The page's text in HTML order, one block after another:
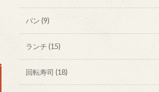
パン (9)
ランチ (15)
回転寿司 (18)